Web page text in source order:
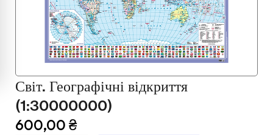
Меблі
Медичні тренажери та манекени
Мультимедійне обладнання
Освіта
Телерадіо обладнання
Світ. Географічні відкриття
(1:30000000)
600,00 ₴